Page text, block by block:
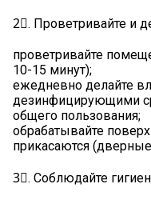
2⃣. Проветривайте и
проветривайте
10-15 минут);
ежедневно делайте
дезинфицирующими
общего пользования;
обрабатывайте
прикасаются
3⃣. Соблюдайте